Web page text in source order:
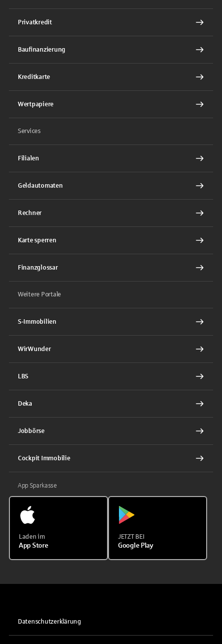
Privatkredit
Baufinanzierung
Kreditkarte
Wertpapiere
Services
Filialen
Geldautomaten
Rechner
Karte sperren
Finanzglossar
Weitere Portale
S-Immobilien
WirWunder
LBS
Deka
Jobbörse
Cockpit Immobilie
App Sparkasse
Laden im
App Store
JETZT BEI
Google Play
Datenschutzerklärung